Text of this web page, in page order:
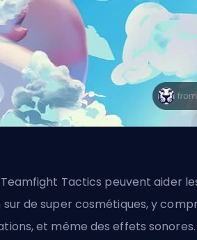
Tactics peuvent aider
de super cosmétiques, y
et même des effets sonores.